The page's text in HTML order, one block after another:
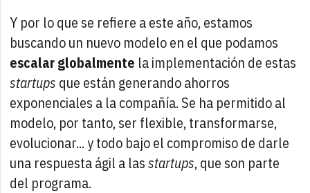
Y por lo que se refiere a este año, estamos
buscando un nuevo modelo en el que podamos
escalar globalmente la implementación de estas
startups que están generando ahorros
exponenciales a la compañía. Se ha permitido al
modelo, por tanto, ser flexible, transformarse,
evolucionar... y todo bajo el compromiso de darle
una respuesta ágil a lasstartups, que son parte
del programa.